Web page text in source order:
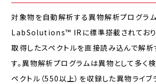
対象物を自動解析する異物解析プログラ
LabSolutions™ IRに標準搭載されてお
取得したスペクトルを直接読み込んで解析
す。異物解析プログラムは異物として多く
ペクトル（550以上）を収録した異物ライ